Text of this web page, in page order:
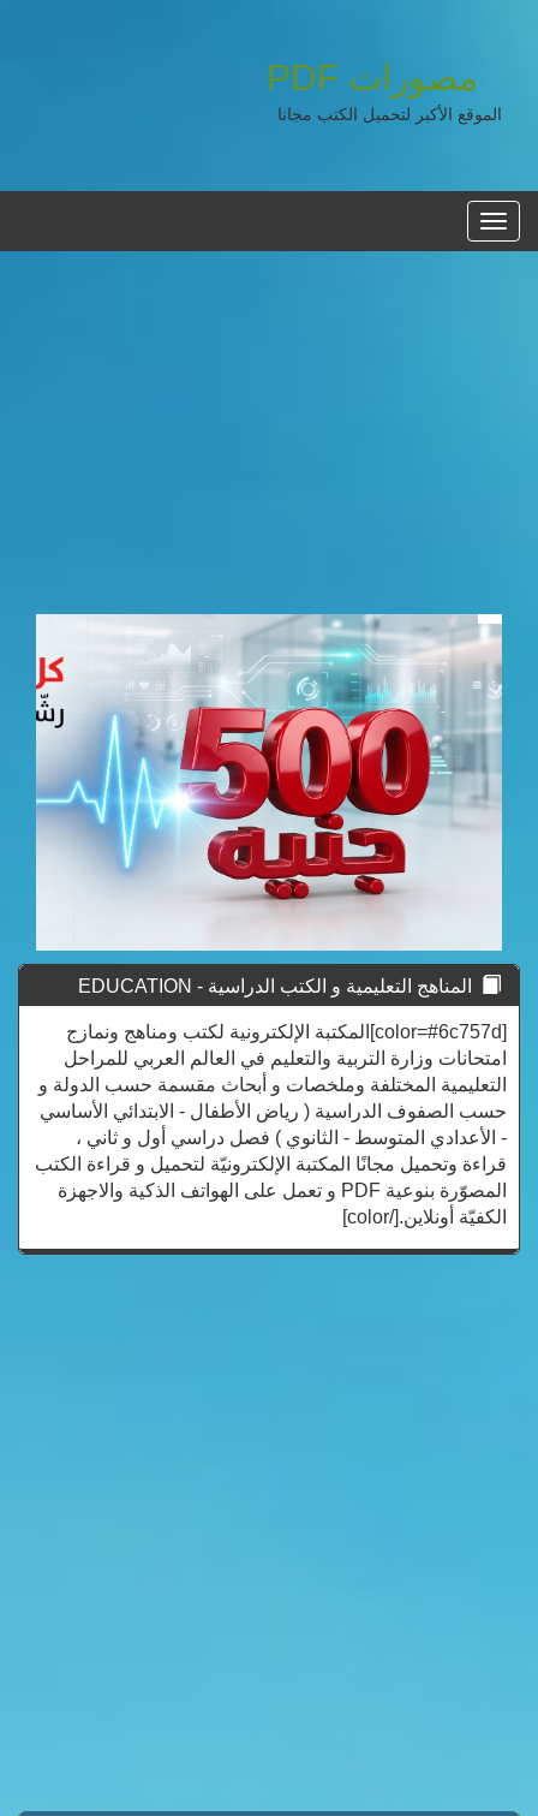
مصورات PDF
الموقع الأكبر لتحميل الكتب مجانا
القائمه
الرئيسية
المناهج التعليمية و الكتب الدراسية - EDUCATION
CURRICULUM[color=#6c757d]المكتبة الإلكترونية لكتب ومناهج ونمازج
امتحانات وزارة التربية والتعليم في العالم العربي للمراحل
التعليمية المختلفة وملخصات و أبحاث مقسمة حسب الدولة و
حسب الصفوف الدراسية ( رياض الأطفال - الابتدائي الأساسي
- الأعدادي المتوسط - الثانوي ) فصل دراسي أول و ثاني ،
قراءة وتحميل مجانًا المكتبة الإلكترونيّة لتحميل و قراءة الكتب
المصوّرة بنوعية PDF و تعمل على الهواتف الذكية والاجهزة
الكفيّة أونلاين.[/color]